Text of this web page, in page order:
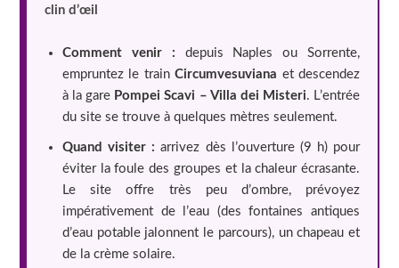
clin d’œil
Comment venir : depuis Naples ou Sorrente,
empruntez le trainCircumvesuviana et descendez
à la gare Pompei Scavi – Villa dei Misteri. L’entrée
du site se trouve à quelques mètres seulement.
Quand visiter : arrivez dès l’ouverture (9 h) pour
éviter la foule des groupes et la chaleur écrasante.
Le site offre très peu d’ombre, prévoyez
impérativement de l’eau (des fontaines antiques
d’eau potable jalonnent le parcours), un chapeau et
de la crème solaire.